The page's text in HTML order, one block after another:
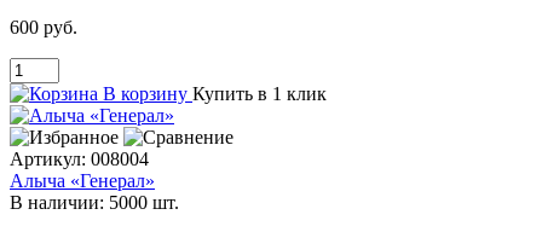
600 руб.
В корзину Купить в 1 клик
Артикул: 008004
Алыча «Генерал»
В наличии: 5000 шт.